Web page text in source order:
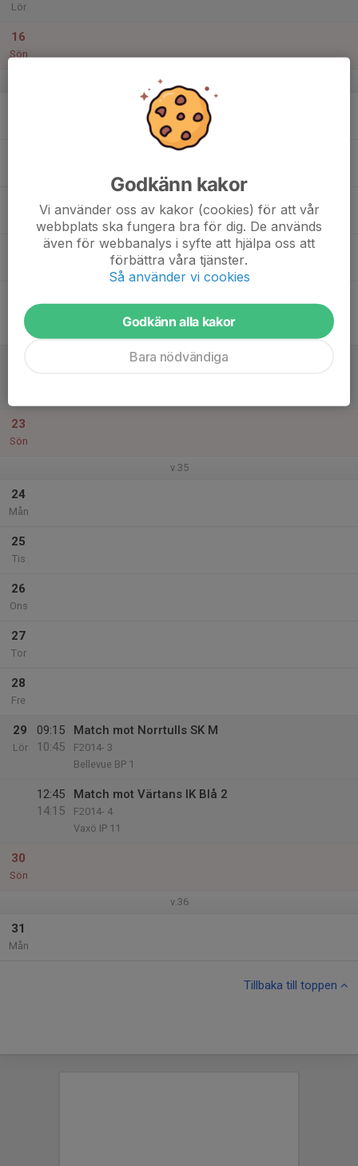
Lör
16
Sön
Fre
Resarö BP 11
Match mot Sollentuna FK 4
23
Sön
v.35
24
Mån
25
Tis
26
Ons
27
Tor
28
Fre
29
Lör
09:15
10:45
Match mot Norrtulls SK M
F2014- 3
Bellevue BP 1
12:45
14:15
Match mot Värtans IK Blå 2
F2014- 4
Vaxö IP 11
30
Sön
v.36
31
Mån
Tillbaka till toppen
Godkänn kakor
Vi använder oss av kakor (cookies) för att vår
webbplats ska fungera bra för dig. De används
även för webbanalys i syfte att hjälpa oss att
förbättra våra tjänster.
Så använder vi cookies
Godkänn alla kakor
Bara nödvändiga